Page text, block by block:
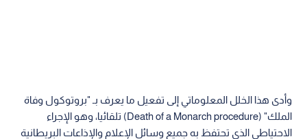
وأدى هذا الخلل المعلوماتي إلى تفعيل ما يعرف بـ "بروتوكول وفاة
الملك" (Death of a Monarch procedure) تلقائيا، وهو الإجراء
الاحتياطي الذي تحتفظ به جميع وسائل الإعلام والإذاعات البريطانية